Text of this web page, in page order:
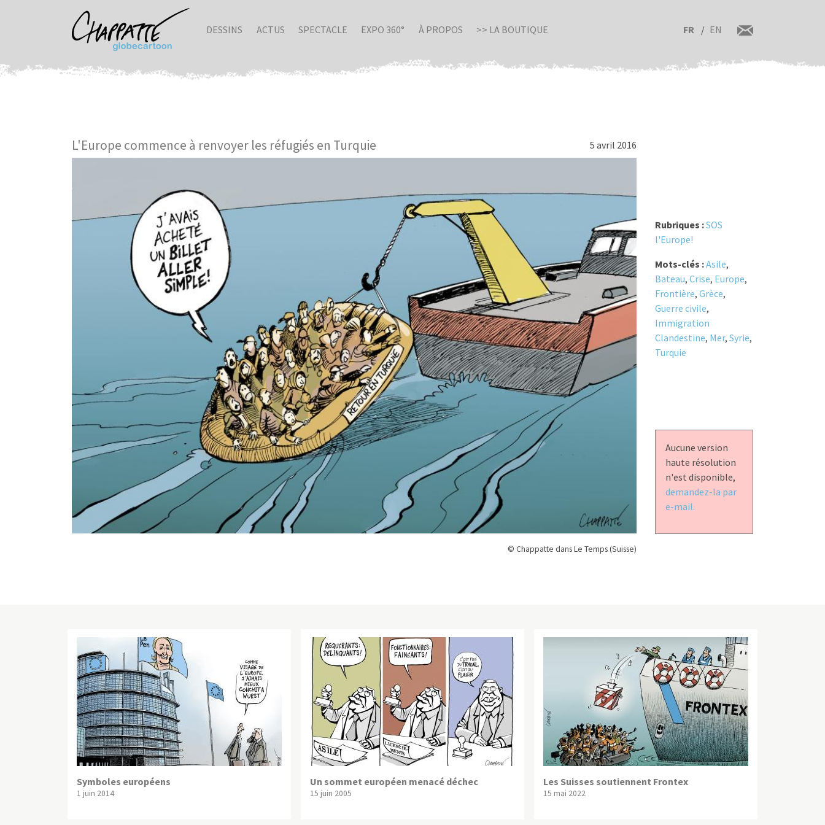
DESSINS ACTUS SPECTACLE EXPO 360° À PROPOS >> LA BOUTIQUE FR EN
L'Europe commence à renvoyer les réfugiés en Turquie 5 avril 2016
© Chappatte dans Le Temps (Suisse)
Rubriques :SOS
l'Europe!
Mots-clés :Asile,
Bateau, Crise, Europe,
Frontière, Grèce,
Guerre civile,
Immigration
Clandestine, Mer, Syrie,
Turquie
Aucune version
haute résolution
n'est disponible,
demandez-la par
e-mail.
Symboles européens
1 juin 2014
Un sommet européen menacé déchec
15 juin 2005
Les Suisses soutiennent Frontex
15 mai 2022